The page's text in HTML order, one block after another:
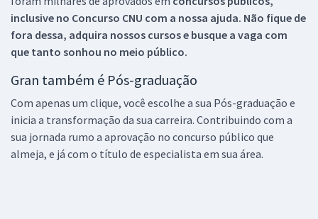
inclusive no Concurso CNU com a nossa ajuda. Não fique de
fora dessa, adquira nossos cursos e busque a vaga com
que tanto sonhou no meio público.
Gran também é Pós-graduação
Com apenas um clique, você escolhe a sua Pós-graduação e
inicia a transformação da sua carreira. Contribuindo com a
sua jornada rumo a aprovação no concurso público que
almeja, e já com o título de especialista em sua área.